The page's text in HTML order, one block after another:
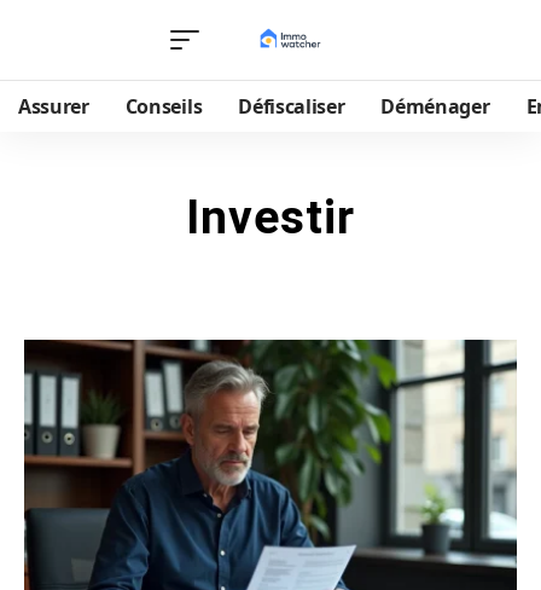
Assurer Conseils Défiscaliser Déménager
Investir